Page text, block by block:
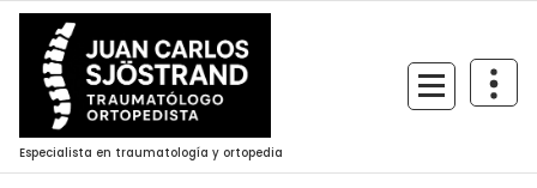
Saltar
contenido
Especialista en traumatología y ortopedia